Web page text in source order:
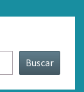
Buscar